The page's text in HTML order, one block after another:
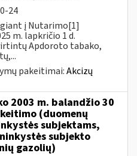
24
į Nutarimo[1]
m. lapkričio 1 d.
Apdoroto tabako,
pakeitimai:Akcizų
2003 m. balandžio 30
(duomenų
subjektams,
subjekto
gazolių)